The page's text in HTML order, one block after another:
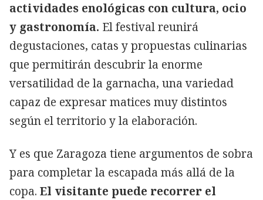
actividades enológicas con cultura, ocio
y gastronomía. El festival reunirá
degustaciones, catas y propuestas culinarias
que permitirán descubrir la enorme
versatilidad de la garnacha, una variedad
capaz de expresar matices muy distintos
según el territorio y la elaboración.
Y es que Zaragoza tiene argumentos de sobra
para completar la escapada más allá de la
copa. El visitante puede recorrer el